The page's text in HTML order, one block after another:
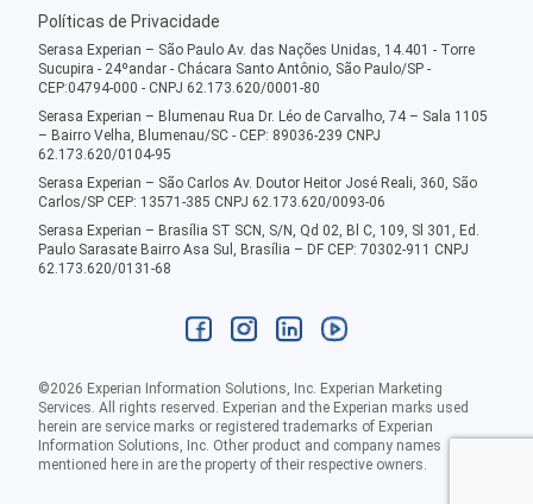
Políticas de Privacidade
Serasa Experian – São Paulo Av. das Nações Unidas, 14.401 - Torre
Sucupira - 24ºandar - Chácara Santo Antônio, São Paulo/SP -
CEP:04794-000 - CNPJ 62.173.620/0001-80
Serasa Experian – Blumenau Rua Dr. Léo de Carvalho, 74 – Sala 1105
– Bairro Velha, Blumenau/SC - CEP: 89036-239 CNPJ
62.173.620/0104-95
Serasa Experian – São Carlos Av. Doutor Heitor José Reali, 360, São
Carlos/SP CEP: 13571-385 CNPJ 62.173.620/0093-06
Serasa Experian – Brasília ST SCN, S/N, Qd 02, Bl C, 109, Sl 301, Ed.
Paulo Sarasate Bairro Asa Sul, Brasília – DF CEP: 70302-911 CNPJ
62.173.620/0131-68
©2026 Experian Information Solutions, Inc. Experian Marketing
Services. All rights reserved. Experian and the Experian marks used
herein are service marks or registered trademarks of Experian
Information Solutions, Inc. Other product and company names
mentioned here in are the property of their respective owners.